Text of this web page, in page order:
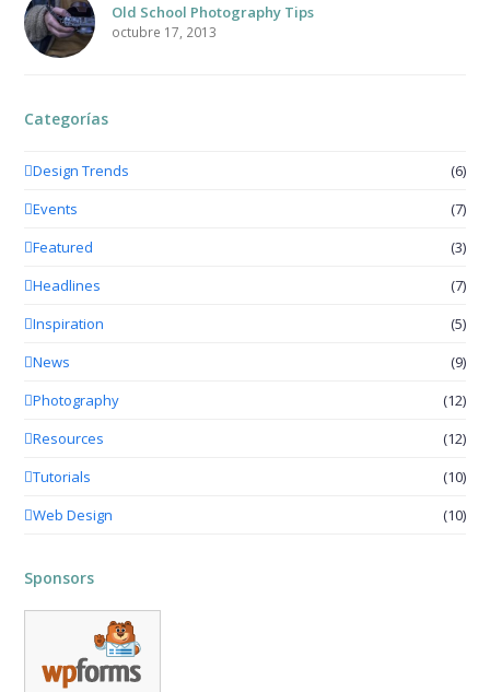
Old School Photography Tips
octubre 17, 2013
Categorías
Design Trends
(6)
Events
(7)
Featured
(3)
Headlines
(7)
Inspiration
(5)
News
(9)
Photography
(12)
Resources
(12)
Tutorials
(10)
Web Design
(10)
Sponsors